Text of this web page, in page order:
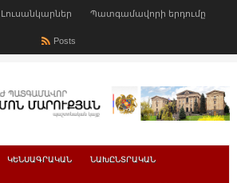
Լուսանկարներ Պատգամավորի երդումը
Posts
ԿԵՆՍԱԳՐԱԿԱՆ ՆԱԽԸՆՏՐԱԿԱՆ